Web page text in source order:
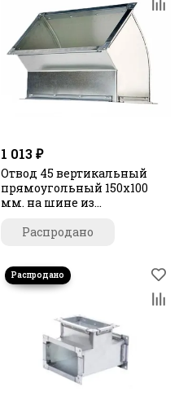
1 013 ₽
Отвод 45 вертикальный
прямоугольный 150х100
мм. на шине из
Распродано